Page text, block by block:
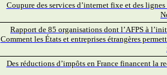
Coupure des services d’internet fixe et des
Rapport de 85 organisations dont l’AFPS à
Comment les États et entreprises étrangères
Des réductions d’impôts en France financent la